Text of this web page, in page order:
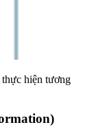
thực hiện tương